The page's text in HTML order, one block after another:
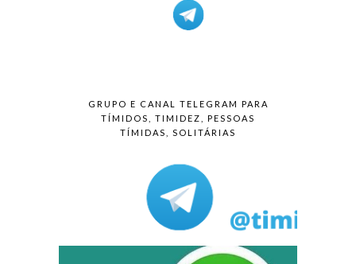
GRUPO E CANAL TELEGRAM PARA
TÍMIDOS, TIMIDEZ, PESSOAS
TÍMIDAS, SOLITÁRIAS